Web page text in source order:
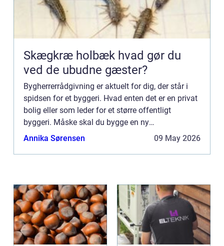
Skægkræ holbæk hvad gør du
ved de ubudne gæster?
Bygherrerrådgivning er aktuelt for dig, der står i
spidsen for et byggeri. Hvad enten det er en privat
bolig eller som leder for et større offentligt
byggeri. Måske skal du bygge en ny
kontorbygning, skolebygning eller et
Annika Sørensen 09 May 2026